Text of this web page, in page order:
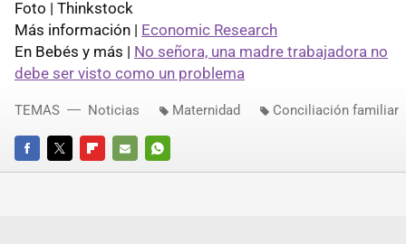
Foto | Thinkstock
Más información | Economic Research
En Bebés y más | No señora, una madre trabajadora no
debe ser visto como un problema
FACEBOOKTWITTERFLIPBOARD
E-
WHATSAPP
TEMAS Noticias Maternidad Conciliación familiar